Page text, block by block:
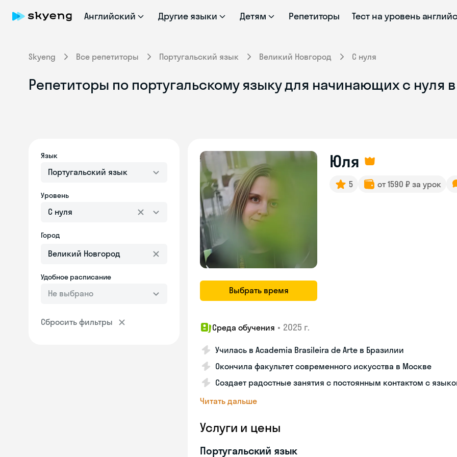
Английский Другие языки Детям Репетиторы Тест на уровень
Skyeng Все репетиторы Португальский язык Великий Новгород С нуля
Репетиторы по португальскому языку для начинающих с нуля
Язык
Португальский язык
Уровень
С нуля
Город
Удобное расписание
Не выбрано
Сбросить фильтры
Выбрать время
Юля
5 от 1590 ₽ за урок
Среда обучения • 2025 г.
Училась в Academia Brasileira de Arte в Бразилии
Окончила факультет современного искусства в Москве
Создает радостные занятия с постоянным контактом с
Читать дальше
Услуги и цены
Португальский язык